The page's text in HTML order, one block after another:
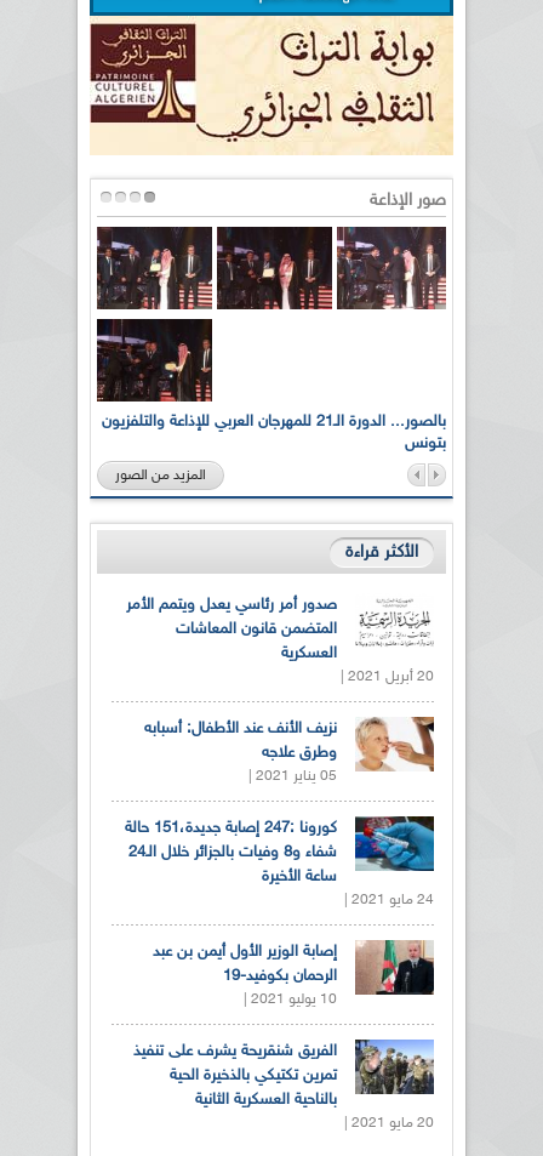
صور الإذاعة
بالصور... الدورة الـ21 للمهرجان العربي للإذاعة والتلفزيون
بتونس
المزيد من الصور
الأكثر قراءة
صدور أمر رئاسي يعدل ويتمم الأمر
المتضمن قانون المعاشات
العسكرية
20 أبريل 2021 |
نزيف الأنف عند الأطفال: أسبابه
وطرق علاجه
05 يناير 2021 |
كورونا :247 إصابة جديدة،151 حالة
شفاء و8 وفيات بالجزائر خلال الـ24
ساعة الأخيرة
24 مايو 2021 |
إصابة الوزير الأول أيمن بن عبد
الرحمان بكوفيد-19
10 يوليو 2021 |
الفريق شنقريحة يشرف على تنفيذ
تمرين تكتيكي بالذخيرة الحية
بالناحية العسكرية الثانية
20 مايو 2021 |